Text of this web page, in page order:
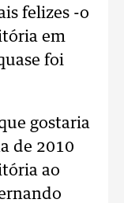
felizes -o
em
foi
gostaria
de 2010
ao